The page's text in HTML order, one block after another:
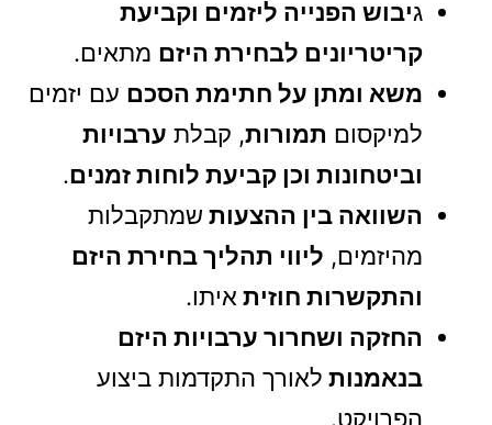
גיבוש הפנייה ליזמים וקביעת
קריטריונים לבחירת היזם מתאים.
משא ומתן על חתימת הסכם עם יזמים
למיקסום תמורות, קבלת ערבויות
וביטחונות וכן קביעת לוחות זמנים.
השוואה בין ההצעות שמתקבלות
מהיזמים, ליווי תהליך בחירת היזם
והתקשרות חוזית איתו.
החזקה ושחרור ערבויות היזם
בנאמנות לאורך התקדמות ביצוע
הפרויקט.